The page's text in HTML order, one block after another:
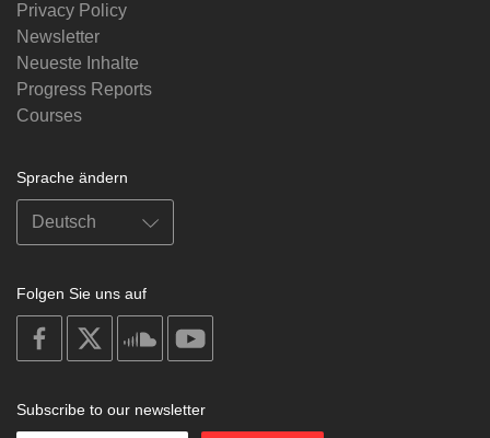
Privacy Policy
Newsletter
Neueste Inhalte
Progress Reports
Courses
Sprache ändern
Folgen Sie uns auf
on
facebook
soundcloud
Subscribe to our newsletter